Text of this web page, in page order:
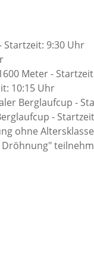
9:30 Uhr
Meter -
10:15 Uhr
Berglaufcup -
-
ohne